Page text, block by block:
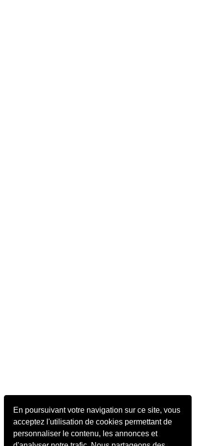
En poursuivant votre navigation sur ce site, vous
acceptez l'utilisation de cookies permettant de
personnaliser le contenu, les annonces et